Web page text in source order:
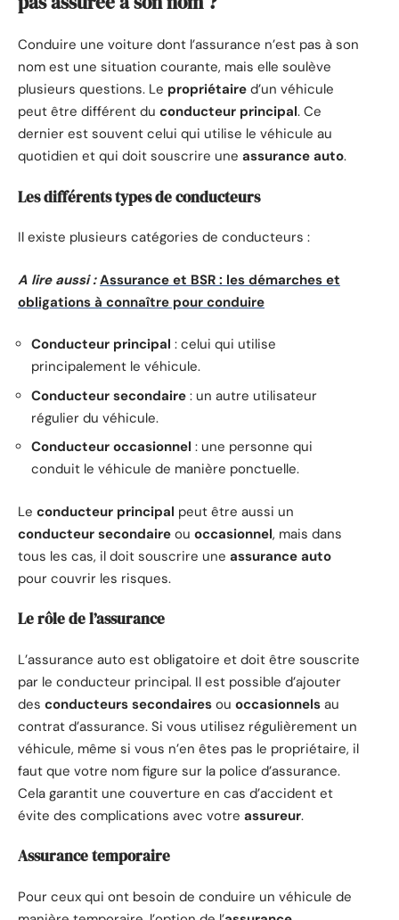
Conduire une voiture dont l’assurance n’est pas à son
nom est une situation courante, mais elle soulève
plusieurs questions. Le propriétaire d’un véhicule
peut être différent du conducteur principal. Ce
dernier est souvent celui qui utilise le véhicule au
quotidien et qui doit souscrire une assurance auto.
Les différents types de conducteurs
Il existe plusieurs catégories de conducteurs :
A lire aussi : Assurance et BSR : les démarches et
obligations à connaître pour conduire
Conducteur principal : celui qui utilise
principalement le véhicule.
Conducteur secondaire : un autre utilisateur
régulier du véhicule.
Conducteur occasionnel : une personne qui
conduit le véhicule de manière ponctuelle.
Le conducteur principal peut être aussi un
conducteur secondaire ou occasionnel, mais dans
tous les cas, il doit souscrire une assurance auto
pour couvrir les risques.
Le rôle de l’assurance
L’assurance auto est obligatoire et doit être souscrite
par le conducteur principal. Il est possible d’ajouter
des conducteurs secondaires ou occasionnels au
contrat d’assurance. Si vous utilisez régulièrement un
véhicule, même si vous n’en êtes pas le propriétaire, il
faut que votre nom figure sur la police d’assurance.
Cela garantit une couverture en cas d’accident et
évite des complications avec votre assureur.
Assurance temporaire
Pour ceux qui ont besoin de conduire un véhicule de